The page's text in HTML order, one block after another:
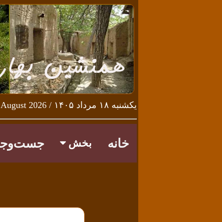
یکشنبه ۱۸ مرداد ۱۴۰۵ / Sunday 9th August 2026
خانه بخش